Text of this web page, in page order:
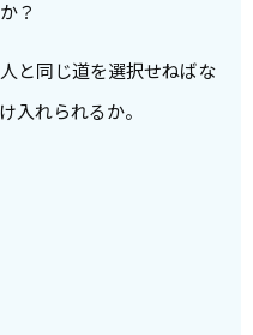
？
と同じ道を選択せねばな
入れられるか。